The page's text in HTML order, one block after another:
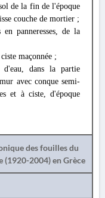
de la fin de l'époque
couche de mortier ;
panneresses, de la
maçonnée ;
dans la partie
avec conque semi-
et à ciste, d'époque
des fouilles du
(1920-2004) en Grèce